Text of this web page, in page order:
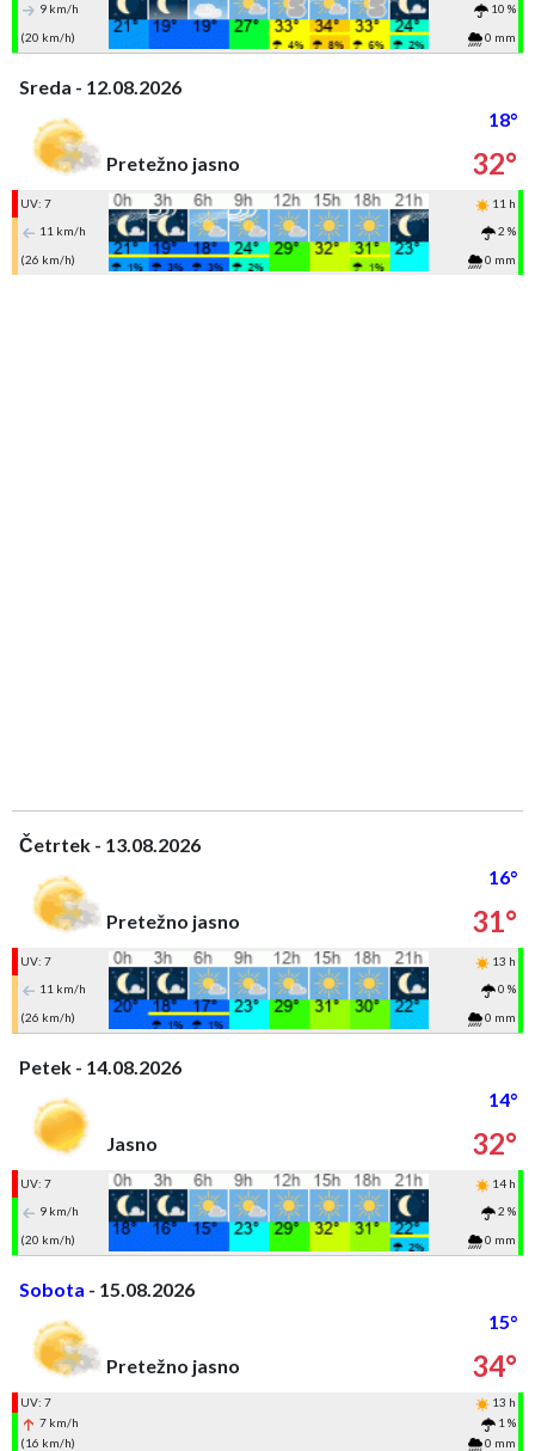
9 km/h
10 %
(20 km/h)
0 mm
Sreda - 12.08.2026
18°
Pretežno jasno
32°
UV: 7
11 h
11 km/h
2 %
(26 km/h)
0 mm
Četrtek - 13.08.2026
16°
Pretežno jasno
31°
UV: 7
13 h
11 km/h
0 %
(26 km/h)
0 mm
Petek - 14.08.2026
14°
Jasno
32°
UV: 7
14 h
9 km/h
2 %
(20 km/h)
0 mm
Sobota - 15.08.2026
15°
Pretežno jasno
34°
UV: 7
13 h
7 km/h
1 %
(16 km/h)
0 mm